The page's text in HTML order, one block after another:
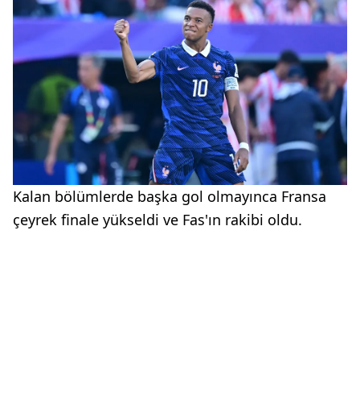
Kalan bölümlerde başka gol olmayınca Fransa
çeyrek finale yükseldi ve Fas'ın rakibi oldu.